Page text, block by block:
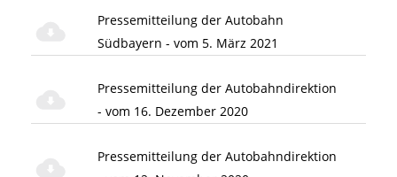
Pressemitteilung der Autobahn
Südbayern - vom 5. März 2021
Pressemitteilung der Autobahndirektion
- vom 16. Dezember 2020
Pressemitteilung der Autobahndirektion